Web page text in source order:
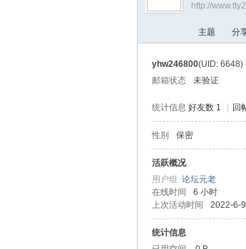
›
http://
主题 分
yhw246800(UID: 6648)
邮箱状态
未验证
统计信息 好友数 1 回
性别 保密
活跃概况
用户组 论坛元老
在线时间
6 小时
上次活动时间
2022-6-
统计信息